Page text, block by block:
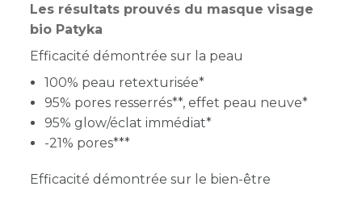
Les résultats prouvés du masque visage
bio Patyka
Efficacité démontrée sur la peau
100% peau retexturisée*
95% pores resserrés**, effet peau neuve*
95% glow/éclat immédiat*
-21% pores***
Efficacité démontrée sur le bien-être